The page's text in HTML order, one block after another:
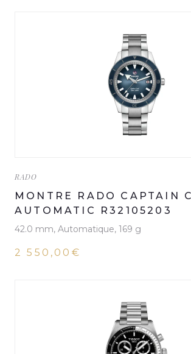
RADO
MONTRE RADO CAPTAIN
AUTOMATIC R32105203
42.0 mm, Automatique, 169 g
2 550,00€